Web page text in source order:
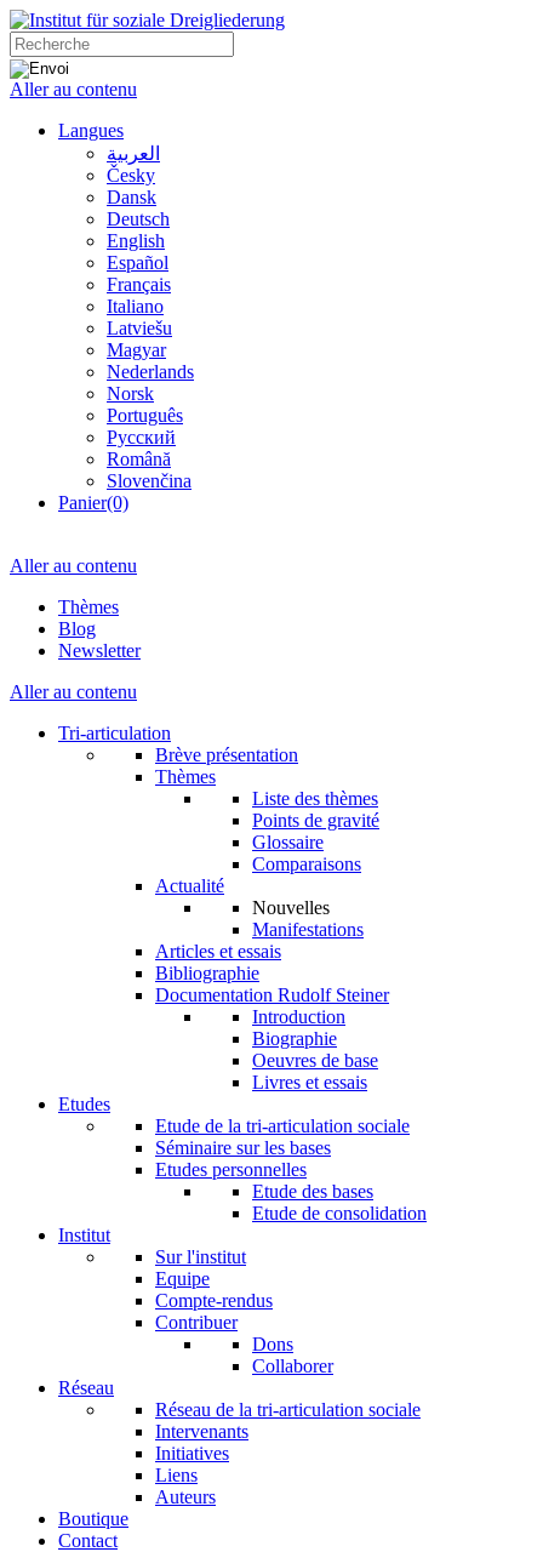
Aller au contenu
Langues
العربية
Česky
Dansk
Deutsch
English
Español
Français
Italiano
Latviešu
Magyar
Nederlands
Norsk
Português
Русский
Română
Slovenčina
Panier(0)
Aller au contenu
Thèmes
Blog
Newsletter
Aller au contenu
Tri-articulation
Brève présentation
Thèmes
Liste des thèmes
Points de gravité
Glossaire
Comparaisons
Actualité
Nouvelles
Manifestations
Articles et essais
Bibliographie
Documentation Rudolf Steiner
Introduction
Biographie
Oeuvres de base
Livres et essais
Etudes
Etude de la tri-articulation sociale
Séminaire sur les bases
Etudes personnelles
Etude des bases
Etude de consolidation
Institut
Sur l'institut
Equipe
Compte-rendus
Contribuer
Dons
Collaborer
Réseau
Réseau de la tri-articulation sociale
Intervenants
Initiatives
Liens
Auteurs
Boutique
Contact